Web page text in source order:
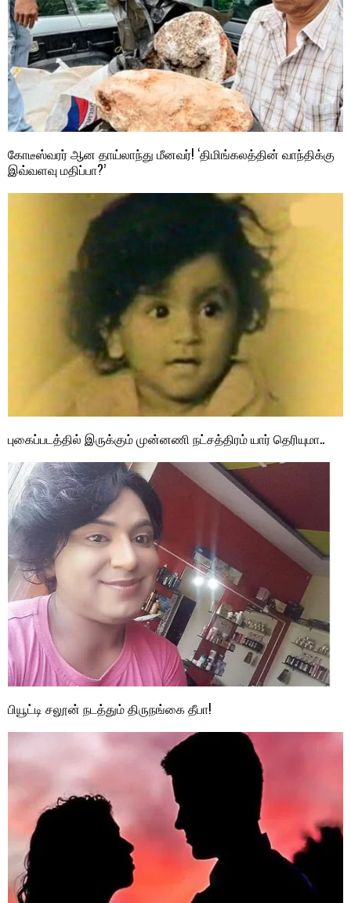
கோடீஸ்வரர் ஆன தாய்லாந்து மீனவர்! ‘திமிங்கலத்தின் வாந்திக்கு
இவ்வளவு மதிப்பா?’
புகைப்படத்தில் இருக்கும் முன்னணி நட்சத்திரம் யார் தெரியுமா..
பியூட்டி சலூன் நடத்தும் திருநங்கை தீபா!